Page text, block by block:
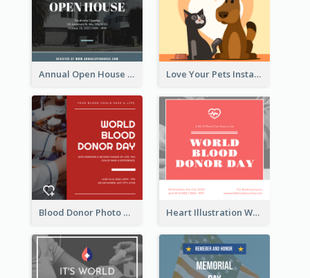
Annual Open House Instagram Post Love Your Pets Instagram Post
Blood Donor Photo World Blood Donor Day Instagram Post Heart Illustration World Blood Donor Day Instagram Post